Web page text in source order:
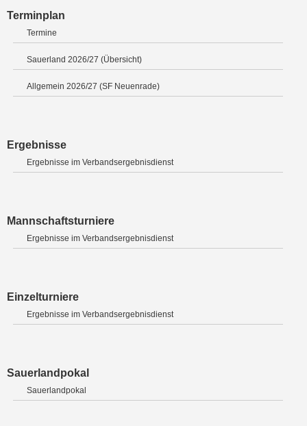
Terminplan
Termine
Sauerland 2026/27 (Übersicht)
Allgemein 2026/27 (SF Neuenrade)
Ergebnisse
Ergebnisse im Verbandsergebnisdienst
Mannschaftsturniere
Ergebnisse im Verbandsergebnisdienst
Einzelturniere
Ergebnisse im Verbandsergebnisdienst
Sauerlandpokal
Sauerlandpokal